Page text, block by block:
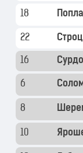
18
22
16
6
8
10